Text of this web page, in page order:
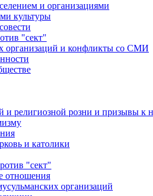
и организациями
культуры
"сект"
организаций и конфликты со СМИ
и религиозной розни и призывы к
и католики
"сект"
отношения
организаций